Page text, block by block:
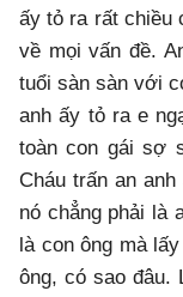
ấy tỏ ra rất chiều
về mọi vấn đề.
tuổi sàn sàn với
anh ấy tỏ ra e
toàn con gái sợ
Cháu trấn an
nó chẳng phải là
là con ông mà
ông, có sao đâu.